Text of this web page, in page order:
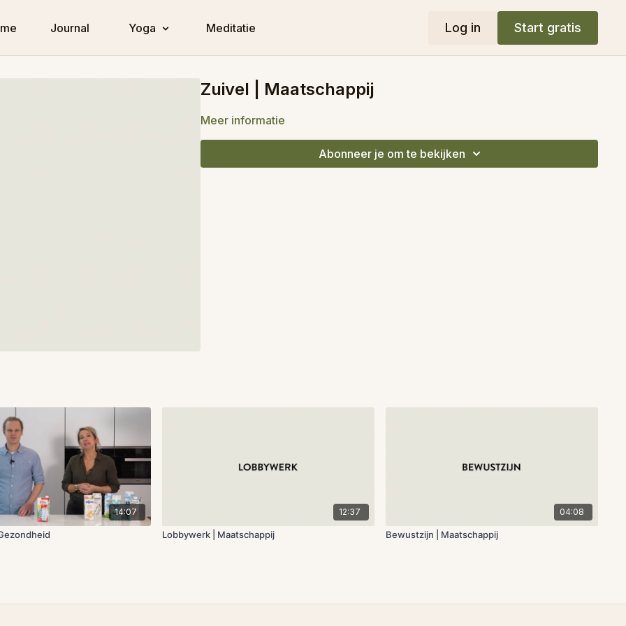
Journal Yoga Meditatie Log in Start gratis
Zuivel | Maatschappij
Meer informatie
Abonneer je om te bekijken
14:07 12:37
Lobbywerk | Maatschappij
04:08
Bewustzijn | Maatschappij